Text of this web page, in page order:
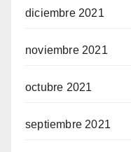
diciembre 2021
noviembre 2021
octubre 2021
septiembre 2021